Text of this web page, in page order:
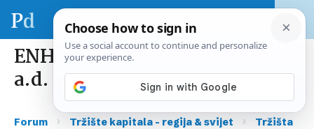
ENHL (Energoprojekt holding
a.d. Beograd)
Forum › Tržište kapitala – regija & svijet ›
Tržišta